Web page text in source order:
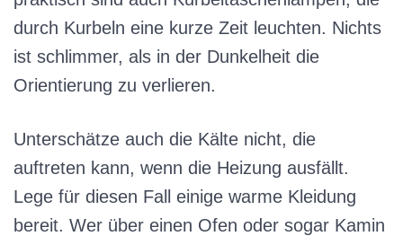
durch Kurbeln eine kurze Zeit leuchten. Nichts
ist schlimmer, als in der Dunkelheit die
Orientierung zu verlieren.
Unterschätze auch die Kälte nicht, die
auftreten kann, wenn die Heizung ausfällt.
Lege für diesen Fall einige warme Kleidung
bereit. Wer über einen Ofen oder sogar Kamin